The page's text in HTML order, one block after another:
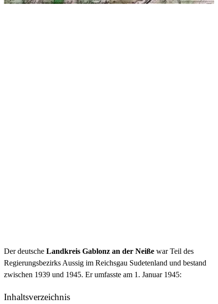
Der deutsche Landkreis Gablonz an der Neiße war Teil des
Regierungsbezirks Aussig im Reichsgau Sudetenland und bestand
zwischen 1939 und 1945. Er umfasste am 1. Januar 1945:
Inhaltsverzeichnis